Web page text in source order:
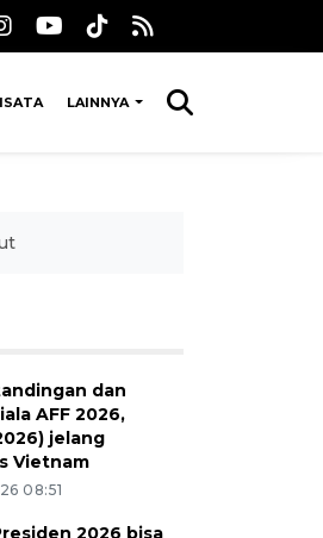
LAINNYA
dan
AFF 2026,
jelang
Vietnam
08:51
2026 bisa